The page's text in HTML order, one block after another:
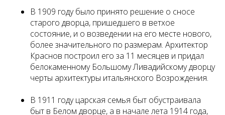
В 1909 году было принято решение о сносе
старого дворца, пришедшего в ветхое
состояние, и о возведении на его месте нового,
более значительного по размерам. Архитектор
Краснов построил его за 11 месяцев и придал
белокаменному Большому Ливадийскому дворцу
черты архитектуры итальянского Возрождения.
В 1911 году царская семья быт обустраивала
быт в Белом дворце, а в начале лета 1914 года,